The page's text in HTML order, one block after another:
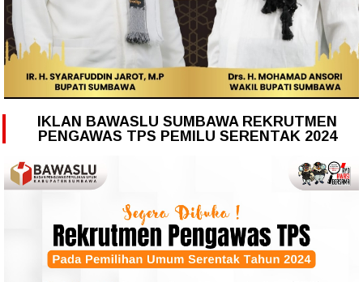
IKLAN BAWASLU SUMBAWA REKRUTMEN
PENGAWAS TPS PEMILU SERENTAK 2024